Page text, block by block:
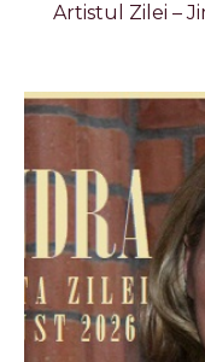
Artistul Zilei –